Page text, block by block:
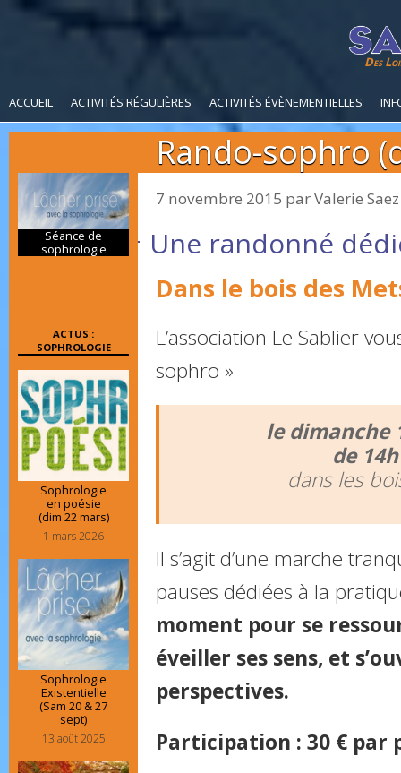
Des
ACCUEIL ACTIVITÉS RÉGULIÈRES ACTIVITÉS ÉVÈNEMENTIELLES
Rando-sophro
7 novembre 2015 parValerie Saez
Une randonné
Dans le bois des
L’association Le Sablier
sophro »
le dimanche
de
dans les
Il s’agit d’une marche
pauses dédiées à la
moment pour se
éveiller ses sens, et
perspectives.
Participation : 30 € par
Séance de
sophrologie
ACTUS :
SOPHROLOGIE
Sophrologie
en poésie
(dim 22 mars)
1 mars 2026
Sophrologie
Existentielle
(Sam 20 & 27
sept)
13 août 2025